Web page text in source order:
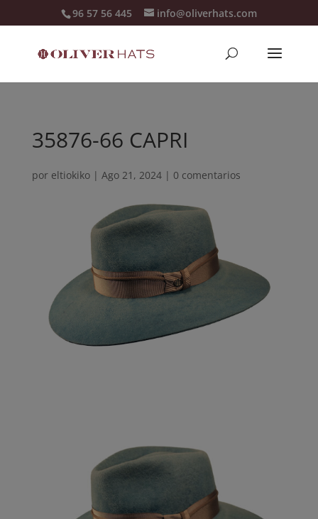
96 57 56 445 info@oliverhats.com
35876-66 CAPRI
por eltiokiko| Ago 21, 2024| 0 comentarios